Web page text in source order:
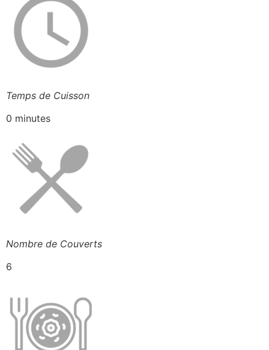
Temps de Cuisson
0 minutes
Nombre de Couverts
6